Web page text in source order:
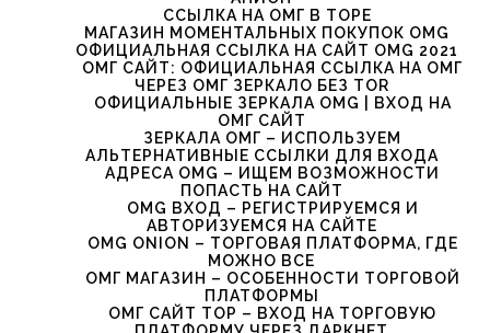
ССЫЛКА НА ОМГ В ТОРЕ
МАГАЗИН МОМЕНТАЛЬНЫХ ПОКУПОК OMG
ОФИЦИАЛЬНАЯ ССЫЛКА НА САЙТ OMG 2021
ОМГ САЙТ: ОФИЦИАЛЬНАЯ ССЫЛКА НА ОМГ
ЧЕРЕЗ ОМГ ЗЕРКАЛО БЕЗ TOR
ОФИЦИАЛЬНЫЕ ЗЕРКАЛА OMG | ВХОД НА
ОМГ САЙТ
ЗЕРКАЛА ОМГ – ИСПОЛЬЗУЕМ
АЛЬТЕРНАТИВНЫЕ ССЫЛКИ ДЛЯ ВХОДА
АДРЕСА OMG – ИЩЕМ ВОЗМОЖНОСТИ
ПОПАСТЬ НА САЙТ
OMG ВХОД – РЕГИСТРИРУЕМСЯ И
АВТОРИЗУЕМСЯ НА САЙТЕ
OMG ONION – ТОРГОВАЯ ПЛАТФОРМА, ГДЕ
МОЖНО ВСЕ
ОМГ МАГАЗИН – ОСОБЕННОСТИ ТОРГОВОЙ
ПЛАТФОРМЫ
ОМГ САЙТ ТОР – ВХОД НА ТОРГОВУЮ